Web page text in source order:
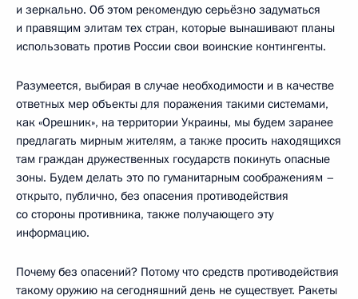
и зеркально. Об этом рекомендую серьёзно задуматься
и правящим элитам тех стран, которые вынашивают планы
использовать против России свои воинские контингенты.
Разумеется, выбирая в случае необходимости и в качестве
ответных мер объекты для поражения такими системами,
как «Орешник», на территории Украины, мы будем заранее
предлагать мирным жителям, а также просить находящихся
там граждан дружественных государств покинуть опасные
зоны. Будем делать это по гуманитарным соображениям –
открыто, публично, без опасения противодействия
со стороны противника, также получающего эту
информацию.
Почему без опасений? Потому что средств противодействия
такому оружию на сегодняшний день не существует. Ракеты